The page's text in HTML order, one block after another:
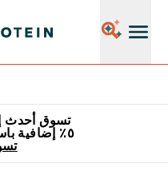
تسوق أحدث
٥٪ إضافية باستخدام كود محدود